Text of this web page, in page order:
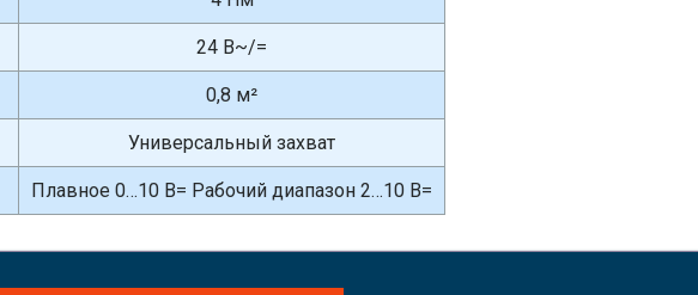
24 В~/=
0,8 м²
Универсальный захват
Плавное 0…10 В= Рабочий диапазон 2…10 В=